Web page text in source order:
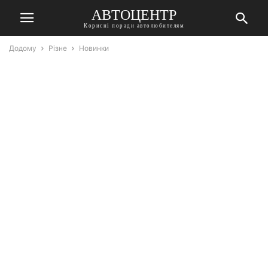
АВТОЦЕНТР
Корисні поради автолюбителям
Додому Різне Новинки